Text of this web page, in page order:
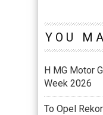
YOU
Η MG Motor
Week 2026
Το Opel